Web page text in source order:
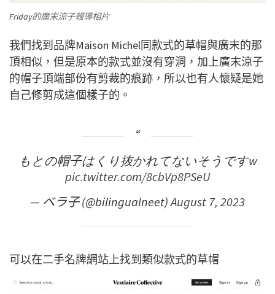
Friday的廣末涼子報導相片
我們找到品牌Maison Michel同款式的草帽與廣末的那
頂相似，但是原本的款式並沒有穿洞，加上廣末涼子
的帽子頂端部份有剪裁的痕跡，所以也有人懷疑是她
自己修剪成這個樣子的。
もとの帽子はくり抜かれてないそうですw
pic.twitter.com/8cbVp8PSeU
— ベラ子 (@bilingualneet)August 7, 2023
可以在二手名牌網站上找到類似款式的草帽